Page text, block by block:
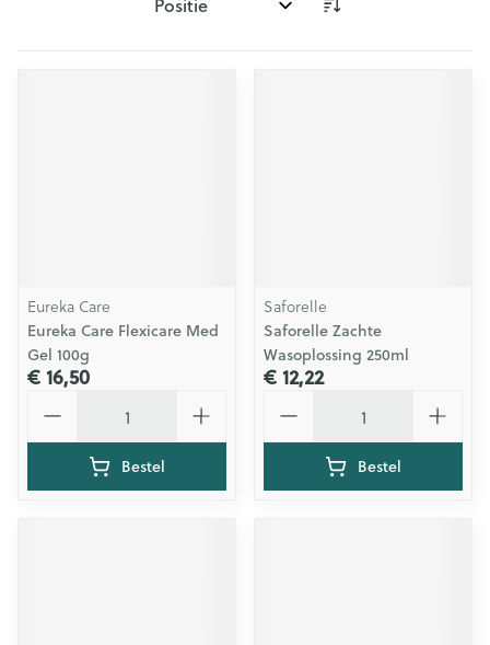
Sorteer op:
Eureka Care
Eureka Care Flexicare Med
Gel 100g
€ 16,50
Bestel
Saforelle
Saforelle Zachte
Wasoplossing 250ml
€ 12,22
Bestel